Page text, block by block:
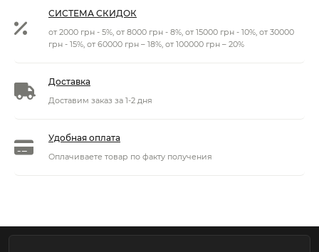
СИСТЕМА СКИДОК
от 2000 грн - 5%, от 8000 грн - 8%, от 15000 грн - 10%, от 30000
грн - 15%, от 60000 грн – 18%, от 100000 грн – 20%
Доставка
Доставим заказ за 1-2 дня
Удобная оплата
Оплачиваете товар по факту получения